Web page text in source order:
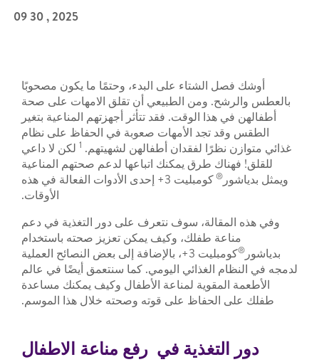
2025 , 30 09
أوشك فصل الشتاء على البدء، وحتمًا ما يكون مصحوبًا
بالعطس والرشح. ومن الطبيعي أن تقلق الامهات على صحة
أطفالهن في هذا الوقت. فقد تتأثر أجهزتهم المناعية بتغير
الطقس وقد تجد الأمهات صعوبة في الحفاظ على نظام
غذائي متوازن نظرًا لفقدان أطفالهن لشهيتهم. 1 لكن لا داعي
للقلق! فهناك طرق يمكنك اتباعها لدعم صحتهم المناعية
ويمثل بدياشور ®
كومبليت 3+ إحدى الأدوات الفعالة في هذه
الأوقات.
وفي هذه المقالة، سوف نتعرف على دور التغذية في دعم
مناعة طفلك، وكيف يمكن تعزيز صحته باستخدام
بدياشور ®
كومبليت 3+، بالإضافة إلى بعض النصائح العملية
لدمجه في النظام الغذائي اليومي. كما سنتعمق أيضًا في عالم
الأطعمة المقوية لمناعة الأطفال وكيف يمكنك مساعدة
طفلك على الحفاظ على قوته وصحته خلال هذا الموسم.
دور التغذية في رفع مناعة الاطفال